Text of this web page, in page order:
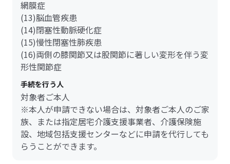
網膜症
(13)脳血管疾患
(14)閉塞性動脈硬化症
(15)慢性閉塞性肺疾患
(16)両側の膝関節又は股関節に著しい変形を伴う変
形性関節症
手続を行う人
対象者ご本人
※本人が申請できない場合は、対象者ご本人のご家
族、または指定居宅介護支援事業者、介護保険施
設、地域包括支援センターなどに申請を代行しても
らうことができます。